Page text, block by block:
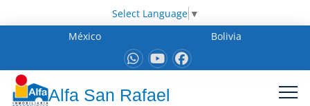
Select Language ▼
México
Bolivia
Alfa San Rafael